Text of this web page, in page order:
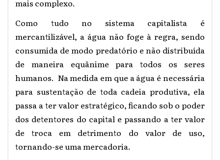
mais complexo.
Como tudo no sistema capitalista é
mercantilizável, a água não foge à regra, sendo
consumida de modo predatório e não distribuída
de maneira equânime para todos os seres
humanos. Na medida em que a água é necessária
para sustentação de toda cadeia produtiva, ela
passa a ter valor estratégico, ficando sob o poder
dos detentores do capital e passando a ter valor
de troca em detrimento do valor de uso,
tornando-se uma mercadoria.